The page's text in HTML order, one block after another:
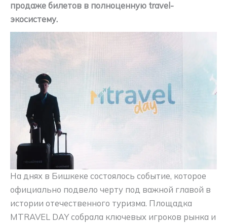
продаже билетов в полноценную travel-
экосистему.
На днях в Бишкеке состоялось событие, которое
официально подвело черту под важной главой в
истории отечественного туризма. Площадка
MTRAVEL DAY собрала ключевых игроков рынка и